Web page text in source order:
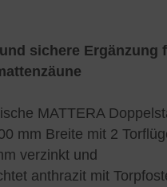
sichere Ergänzung
MATTERA
mm Breite mit 2
verzinkt und
anthrazit mit